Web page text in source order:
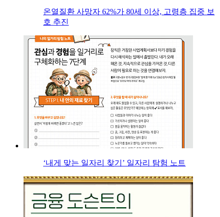
온열질환 사망자 62%가 80세 이상, 고령층 집중 보
호 추진
‘내게 맞는 일자리 찾기’ 일자리 탐험 노트